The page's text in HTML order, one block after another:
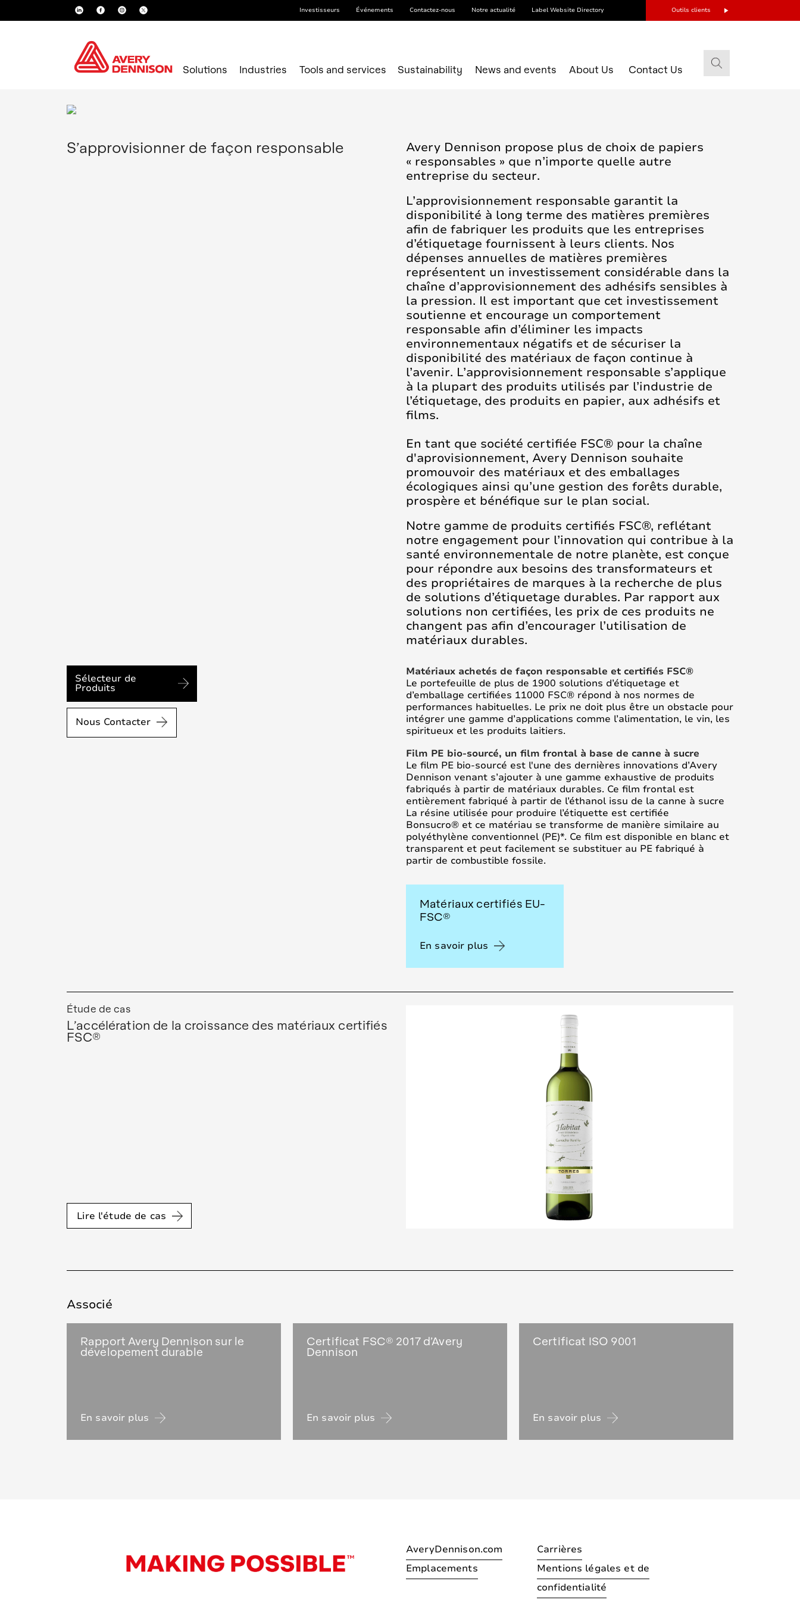
Investisseurs Événements Contactez-nous Notre actualité Label Website Directory Outils clients
Solutions Industries Tools and services Sustainability News and events About Us Contact Us
S’approvisionner de façon responsable
Avery Dennison propose plus de choix de papiers
« responsables » que n’importe quelle autre
entreprise du secteur.
L’approvisionnement responsable garantit la
disponibilité à long terme des matières premières
afin de fabriquer les produits que les entreprises
d’étiquetage fournissent à leurs clients. Nos
dépenses annuelles de matières premières
représentent un investissement considérable dans la
chaîne d’approvisionnement des adhésifs sensibles à
la pression. Il est important que cet investissement
soutienne et encourage un comportement
responsable afin d’éliminer les impacts
environnementaux négatifs et de sécuriser la
disponibilité des matériaux de façon continue à
l’avenir. L’approvisionnement responsable s’applique
à la plupart des produits utilisés par l’industrie de
l’étiquetage, des produits en papier, aux adhésifs et
films.
En tant que société certifiée FSC® pour la chaîne
d'aprovisionnement, Avery Dennison souhaite
promouvoir des matériaux et des emballages
écologiques ainsi qu’une gestion des forêts durable,
prospère et bénéfique sur le plan social.
Notre gamme de produits certifiés FSC®, reflétant
notre engagement pour l’innovation qui contribue à la
santé environnementale de notre planète, est conçue
pour répondre aux besoins des transformateurs et
des propriétaires de marques à la recherche de plus
de solutions d’étiquetage durables. Par rapport aux
solutions non certifiées, les prix de ces produits ne
changent pas afin d’encourager l’utilisation de
matériaux durables.
Sélecteur de
Produits
Nous Contacter
Matériaux achetés de façon responsable et certifiés FSC®
Le portefeuille de plus de 1900 solutions d’étiquetage et
d’emballage certifiées 11000 FSC® répond à nos normes de
performances habituelles. Le prix ne doit plus être un obstacle pour
intégrer une gamme d’applications comme l’alimentation, le vin, les
spiritueux et les produits laitiers.
Film PE bio-sourcé, un film frontal à base de canne à sucre
Le film PE bio-sourcé est l'une des dernières innovations d’Avery
Dennison venant s’ajouter à une gamme exhaustive de produits
fabriqués à partir de matériaux durables. Ce film frontal est
entièrement fabriqué à partir de l’éthanol issu de la canne à sucre
La résine utilisée pour produire l’étiquette est certifiée
Bonsucro® et ce matériau se transforme de manière similaire au
polyéthylène conventionnel (PE)*. Ce film est disponible en blanc et
transparent et peut facilement se substituer au PE fabriqué à
partir de combustible fossile.
Matériaux certifiés EU-
FSC®
En savoir plus
Étude de cas
L’accélération de la croissance des matériaux certifiés
FSC®
Lire l'étude de cas
Associé
Rapport Avery Dennison sur le
dévelopement durable
En savoir plus
Certificat FSC® 2017 d’Avery
Dennison
En savoir plus
Certificat ISO 9001
En savoir plus
AveryDennison.com
Carrières
Emplacements
Mentions légales et de
confidentialité